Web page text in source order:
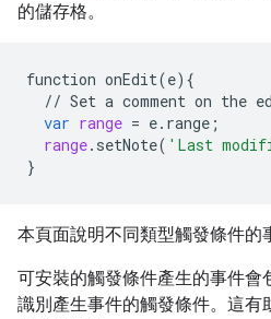
的儲存格。
function onEdit(e){
// Set a comment on the
var range = e. range ;
range. setNote( 'Last
}
本頁面說明不同類型觸發條件的
可安裝的觸發條件產生的事件會
識別產生事件的觸發條件。這有